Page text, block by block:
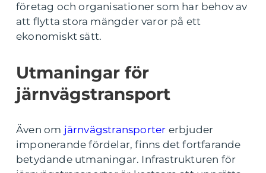
företag och organisationer som har behov av
att flytta stora mängder varor på ett
ekonomiskt sätt.
Utmaningar för
järnvägstransport
Även om järnvägstransporter erbjuder
imponerande fördelar, finns det fortfarande
betydande utmaningar. Infrastrukturen för